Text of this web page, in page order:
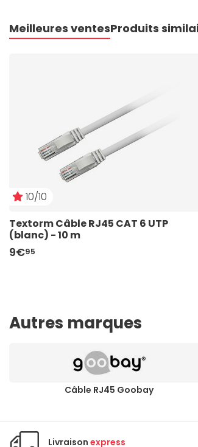
Meilleures ventesProduits
10/10
Textorm Câble RJ45 CAT 6 UTP
(blanc) - 10 m
9€95
Autres marques
Câble RJ45 Goobay
Livraison express